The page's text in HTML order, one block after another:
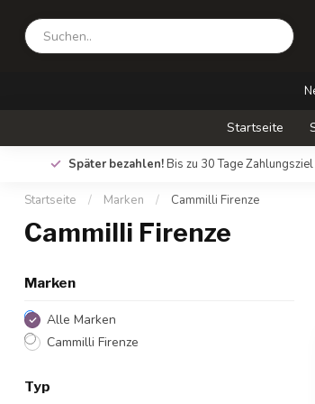
Startseite
Später bezahlen!Bis zu 30 Tage
Startseite / Marken / Cammilli Firenze
Cammilli Firenze
Marken
Alle Marken
Cammilli Firenze
Typ